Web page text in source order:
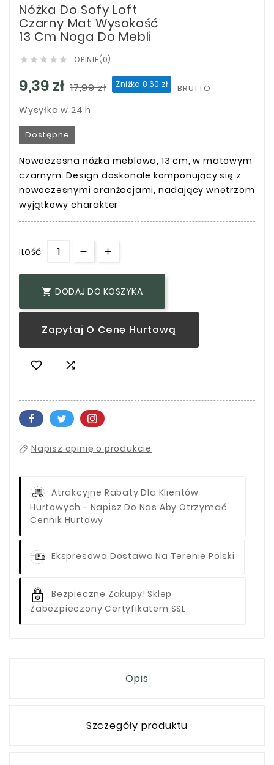
Nóżka Do Sofy Loft
Czarny Mat Wysokość
13 Cm Noga Do Mebli
     OPINIE(0)
9,39 zł 17,99 zł Zniżka 8,60 zł BRUTTO
Wysyłka w 24 h
Dostępne
Nowoczesna nóżka meblowa, 13 cm, w matowym
czarnym. Design doskonale komponujący się z
nowoczesnymi aranżacjami, nadający wnętrzom
wyjątkowy charakter
ILOŚĆ
 DODAJ DO KOSZYKA
Zapytaj O Cenę Hurtową
 
Napisz opinię o produkcie
Atrakcyjne Rabaty Dla Klientów
Hurtowych - Napisz Do Nas Aby Otrzymać
Cennik Hurtowy
Ekspresowa Dostawa Na Terenie Polski
Bezpieczne Zakupy! Sklep
Zabezpieczony Certyfikatem SSL
Opis
Szczegóły produktu